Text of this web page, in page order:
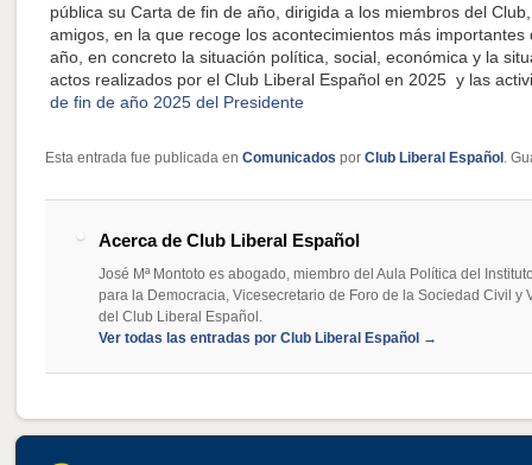
pública su Carta de fin de año, dirigida a los miembros del
amigos, en la que recoge los acontecimientos más
año, en concreto la situación política, social, económica y la
actos realizados por el Club Liberal Español en 2025 y las
de fin de año 2025 del Presidente
Esta entrada fue publicada en Comunicados por Club Liberal Español .
Acerca de Club Liberal Español
José Mª Montoto es abogado, miembro del Aula Política del
para la Democracia, Vicesecretario de Foro de la Sociedad Civil y
del Club Liberal Español.
Ver todas las entradas por Club Liberal Español →